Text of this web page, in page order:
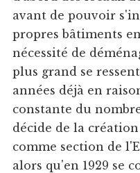
avant de pouvoir
propres bâtiments
nécessité de
plus grand se
années déjà en
constante du
décide de la
comme section de
alors qu'en 1929 se